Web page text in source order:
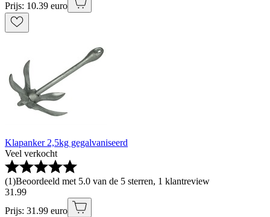
Prijs: 10.39 euro
Klapanker 2,5kg gegalvaniseerd
Veel verkocht
(1)Beoordeeld met 5.0 van de 5 sterren, 1 klantreview
31 .99
Prijs: 31.99 euro